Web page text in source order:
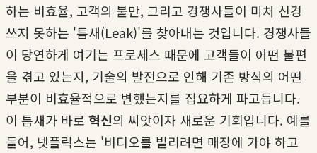
하는 비효율, 고객의 불만, 그리고 경쟁사들이 미처 신경
쓰지 못하는 '틈새(Leak)'를 찾아내는 것입니다. 경쟁사들
이 당연하게 여기는 프로세스 때문에 고객들이 어떤 불편
을 겪고 있는지, 기술의 발전으로 인해 기존 방식의 어떤
부분이 비효율적으로 변했는지를 집요하게 파고듭니다.
이 틈새가 바로 혁신의 씨앗이자 새로운 기회입니다. 예를
들어, 넷플릭스는 '비디오를 빌리려면 매장에 가야 하고